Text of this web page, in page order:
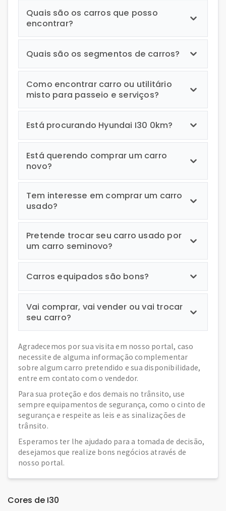
Quais são os carros que posso
encontrar?
Quais são os segmentos de carros?
Como encontrar carro ou utilitário
misto para passeio e serviços?
Está procurando Hyundai I30 0km?
Está querendo comprar um carro
novo?
Tem interesse em comprar um carro
usado?
Pretende trocar seu carro usado por
um carro seminovo?
Carros equipados são bons?
Vai comprar, vai vender ou vai trocar
seu carro?
Agradecemos por sua visita em nosso portal, caso
necessite de alguma informação complementar
sobre algum carro pretendido e sua disponibilidade,
entre em contato com o vendedor.
Para sua proteção e dos demais no trânsito, use
sempre equipamentos de segurança, como o cinto de
segurança e respeite as leis e as sinalizações de
trânsito.
Esperamos ter lhe ajudado para a tomada de decisão,
desejamos que realize bons negócios através de
nosso portal.
Cores de I30